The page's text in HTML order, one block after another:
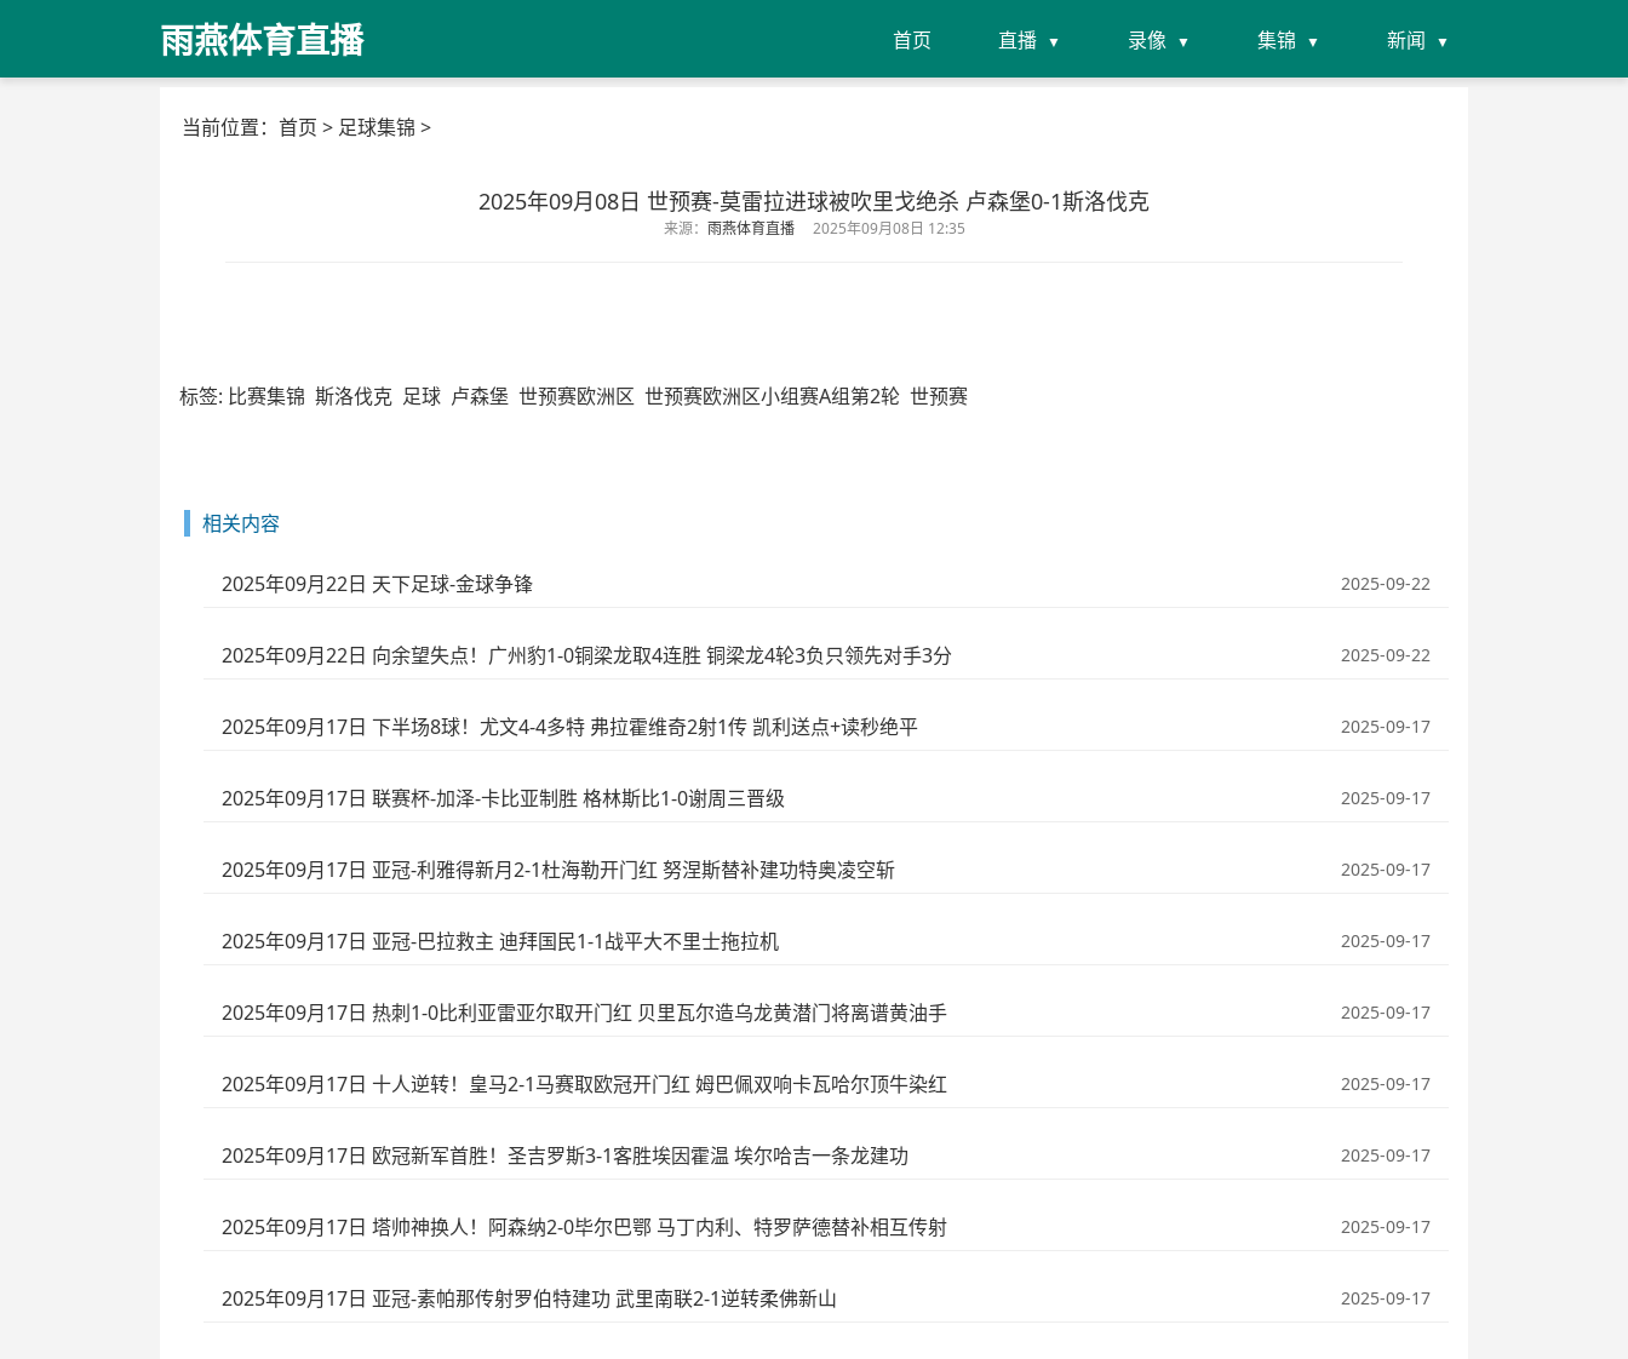
雨燕体育直播 首页 直播 录像 集锦 新闻
当前位置： 首页 > 足球集锦 >
2025年09月08日 世预赛-莫雷拉进球被吹里戈绝杀 卢森堡0-1斯洛伐克
来源： 雨燕体育直播 2025年09月08日 12:35
标签: 比赛集锦 斯洛伐克 足球 卢森堡 世预赛欧洲区 世预赛欧洲区小组赛A组第2轮 世预赛
相关内容
2025年09月22日 天下足球-金球争锋 2025-09-22
2025年09月22日 向余望失点！广州豹1-0铜梁龙取4连胜 铜梁龙4轮3负只领先对手3分 2025-09-22
2025年09月17日 下半场8球！尤文4-4多特 弗拉霍维奇2射1传 凯利送点+读秒绝平 2025-09-17
2025年09月17日 联赛杯-加泽-卡比亚制胜 格林斯比1-0谢周三晋级 2025-09-17
2025年09月17日 亚冠-利雅得新月2-1杜海勒开门红 努涅斯替补建功特奥凌空斩 2025-09-17
2025年09月17日 亚冠-巴拉救主 迪拜国民1-1战平大不里士拖拉机 2025-09-17
2025年09月17日 热刺1-0比利亚雷亚尔取开门红 贝里瓦尔造乌龙黄潜门将离谱黄油手 2025-09-17
2025年09月17日 十人逆转！皇马2-1马赛取欧冠开门红 姆巴佩双响卡瓦哈尔顶牛染红 2025-09-17
2025年09月17日 欧冠新军首胜！圣吉罗斯3-1客胜埃因霍温 埃尔哈吉一条龙建功 2025-09-17
2025年09月17日 塔帅神换人！阿森纳2-0毕尔巴鄂 马丁内利、特罗萨德替补相互传射 2025-09-17
2025年09月17日 亚冠-素帕那传射罗伯特建功 武里南联2-1逆转柔佛新山 2025-09-17